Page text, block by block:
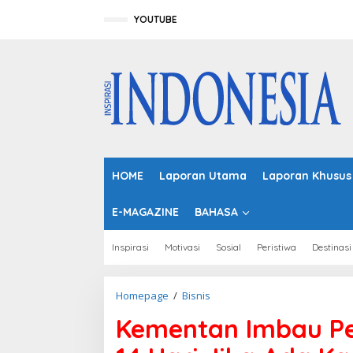
YOUTUBE
HOME Laporan Utama Laporan Khusus
E-MAGAZINE BAHASA
Inspirasi Motivasi Sosial Peristiwa Destinasi
Homepage / Bisnis
m
e
Kementan Imbau